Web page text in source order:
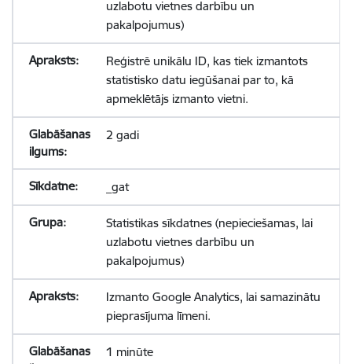
uzlabotu vietnes darbību un
pakalpojumus)
Reģistrē unikālu ID, kas tiek izmantots
statistisko datu iegūšanai par to, kā
apmeklētājs izmanto vietni.
2 gadi
_gat
Statistikas sīkdatnes (nepieciešamas, lai
uzlabotu vietnes darbību un
pakalpojumus)
Izmanto Google Analytics, lai samazinātu
pieprasījuma līmeni.
1 minūte